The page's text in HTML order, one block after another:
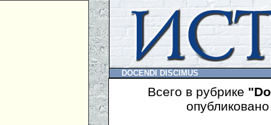
DOCENDI DISCIMUS
Всего в рубрике